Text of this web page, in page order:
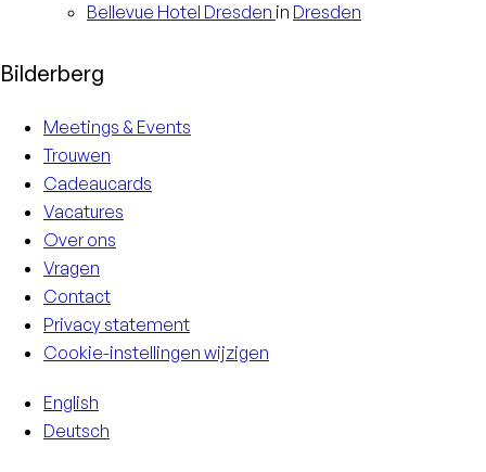
Bellevue Hotel Dresden in Dresden
Bilderberg
Meetings & Events
Trouwen
Cadeaucards
Vacatures
Over ons
Vragen
Contact
Privacy statement
Cookie-instellingen wijzigen
English
Deutsch